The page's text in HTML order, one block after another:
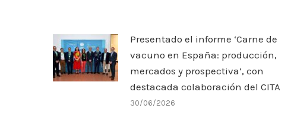
Presentado el informe ‘Carne de
vacuno en España: producción,
mercados y prospectiva’, con
destacada colaboración del CITA
30/06/2026